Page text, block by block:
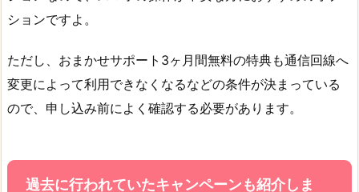
ションですよ。
ただし、おまかせサポート3ヶ月間無料の特典も通信回線へ
変更によって利用できなくなるなどの条件が決まっている
ので、申し込み前によく確認する必要があります。
過去に行われていたキャンペーンも紹介しま